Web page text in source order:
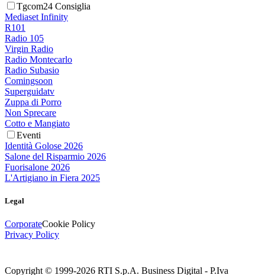
Tgcom24 Consiglia
Mediaset Infinity
R101
Radio 105
Virgin Radio
Radio Montecarlo
Radio Subasio
Comingsoon
Superguidatv
Zuppa di Porro
Non Sprecare
Cotto e Mangiato
Eventi
Identità Golose 2026
Salone del Risparmio 2026
Fuorisalone 2026
L'Artigiano in Fiera 2025
Legal
CorporateCookie Policy
Privacy Policy
Copyright © 1999-2026 RTI S.p.A. Business Digital - P.Iva